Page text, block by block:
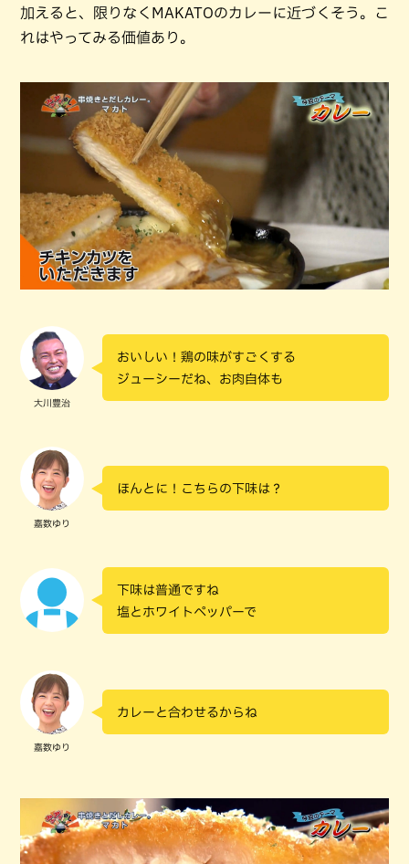
加えると、限りなくMAKATOのカレーに近づくそう。こ
れはやってみる価値あり。
大川豊治
おいしい！鶏の味がすごくする
ジューシーだね、お肉自体も
嘉数ゆり
ほんとに！こちらの下味は？
下味は普通ですね
塩とホワイトペッパーで
嘉数ゆり
カレーと合わせるからね